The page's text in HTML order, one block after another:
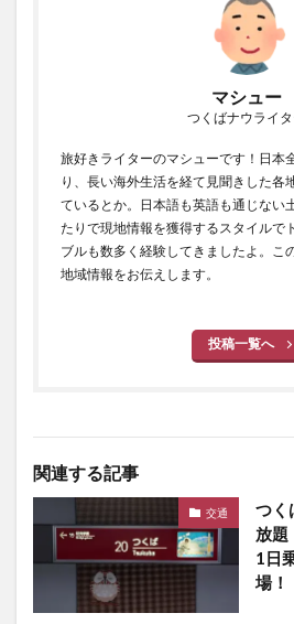
マシュー
つくばナウライ
旅好きライターのマシューです！日本
り、長い海外生活を経て見聞きした各
ているとか。日本語も英語も通じない
たりで現地情報を獲得するスタイルで
ブルも数多く経験してきましたよ。こ
地域情報をお伝えします。
投稿一覧へ
関連する記事
交通
つく
放題
1日
場！